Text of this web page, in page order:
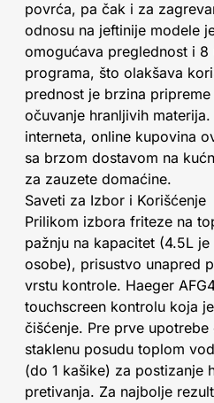
povrća, pa čak i za
odnosu na jeftinije modele
omogućava preglednost i 8
programa, što olakšava
prednost je brzina
očuvanje hranljivih
interneta, online kupovina
sa brzom dostavom na
za zauzete domaćine.
Saveti za Izbor i Korišćenje
Prilikom izbora friteze na
pažnju na kapacitet (4.5L
osobe), prisustvo unapred
vrstu kontrole. Haeger
touchscreen kontrolu koja
čišćenje. Pre prve
staklenu posudu toplom
(do 1 kašike) za postizanje
pretivanja. Za najbolje